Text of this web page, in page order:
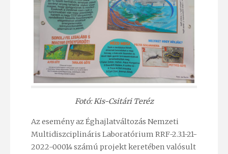
Fotó: Kis-Csitári Teréz
Az esemény az Éghajlatváltozás Nemzeti
Multidiszciplináris Laboratórium RRF-2.3.1-21-
2022-00014 számú projekt keretében valósult